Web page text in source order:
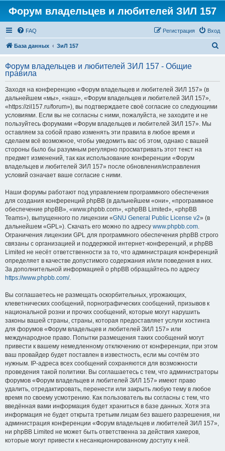
Форум владельцев и любителей ЗИЛ 157
FAQ Вход
Регистрация
База данных ЗиЛ 157
с
Форум владельцев и любителей ЗИЛ 157 - Общие
правила
Заходя на конференцию «Форум владельцев и любителей ЗИЛ 157» (в
дальнейшем «мы», «наш», «Форум владельцев и любителей ЗИЛ 157»,
«https://zil157.ru/forum»), вы подтверждаете своё согласие со следующими
условиями. Если вы не согласны с ними, пожалуйста, не заходите и не
пользуйтесь форумами «Форум владельцев и любителей ЗИЛ 157». Мы
оставляем за собой право изменять эти правила в любое время и
сделаем всё возможное, чтобы уведомить вас об этом, однако с вашей
стороны было бы разумным регулярно просматривать этот текст на
предмет изменений, так как использование конференции «Форум
владельцев и любителей ЗИЛ 157» после обновления/исправления
условий означает ваше согласие с ними.
Наши форумы работают под управлением программного обеспечения
для создания конференций phpBB (в дальнейшем «они», «программное
обеспечение phpBB», «www.phpbb.com», «phpBB Limited», «phpBB
Teams»), выпущенного по лицензии «GNU General Public License v2» (в
дальнейшем «GPL»). Скачать его можно по адресу www.phpbb.com.
Ограничения лицензии GPL для программного обеспечения phpBB строго
связаны с организацией и поддержкой интернет-конференций, и phpBB
Limited не несёт ответственности за то, что администрация конференций
определяет в качестве допустимого содержания и/или поведения в них.
За дополнительной информацией о phpBB обращайтесь по адресу
https://www.phpbb.com/.
Вы соглашаетесь не размещать оскорбительных, угрожающих,
клеветнических сообщений, порнографических сообщений, призывов к
национальной розни и прочих сообщений, которые могут нарушить
законы вашей страны, страны, которая предоставляет услуги хостинга
для форумов «Форум владельцев и любителей ЗИЛ 157» или
международное право. Попытки размещения таких сообщений могут
привести к вашему немедленному отключению от конференции, при этом
ваш провайдер будет поставлен в известность, если мы сочтём это
нужным. IP-адреса всех сообщений сохраняются для возможности
проведения такой политики. Вы соглашаетесь с тем, что администраторы
форумов «Форум владельцев и любителей ЗИЛ 157» имеют право
удалить, отредактировать, перенести или закрыть любую тему в любое
время по своему усмотрению. Как пользователь вы согласны с тем, что
введённая вами информация будет храниться в базе данных. Хотя эта
информация не будет открыта третьим лицам без вашего разрешения, ни
администрация конференции «Форум владельцев и любителей ЗИЛ 157»,
ни phpBB Limited не может быть ответственна за действия хакеров,
которые могут привести к несанкционированному доступу к ней.